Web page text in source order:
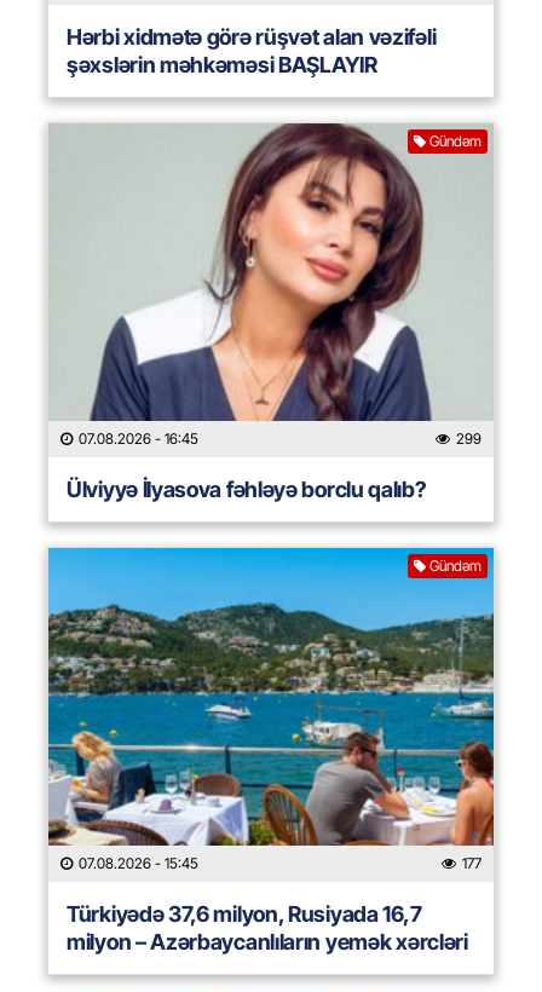
Hərbi xidmətə görə rüşvət alan vəzifəli
şəxslərin məhkəməsi BAŞLAYIR
Gündəm
07.08.2026 - 16:45 299
Ülviyyə İlyasova fəhləyə borclu qalıb?
Gündəm
07.08.2026 - 15:45 177
Türkiyədə 37,6 milyon, Rusiyada 16,7
milyon – Azərbaycanlıların yemək xərcləri